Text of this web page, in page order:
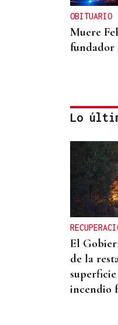
OBITUARIO
Muere
fundador
OBITUARIO
Muere a
francés
icónico
Lo
El
de la
incendio